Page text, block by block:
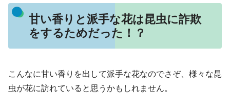
甘い香りと派手な花は昆虫に詐欺
をするためだった！？
こんなに甘い香りを出して派手な花なのでさぞ、様々な昆
虫が花に訪れていると思うかもしれません。